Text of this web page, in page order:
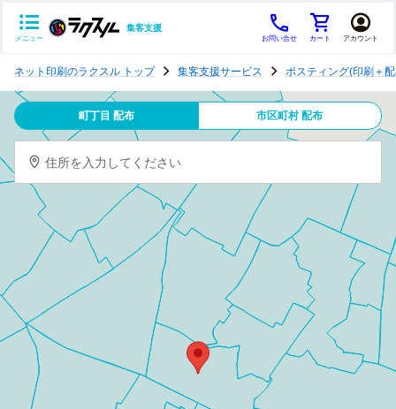
メニュー
集客支援
お問い合せ カート アカウント
テ
ン
グ
ネット印刷のラクスル トップ 集客支援サービス ポスティング(印刷＋
町丁目 配布 市区町村 配布
住所を入力してください